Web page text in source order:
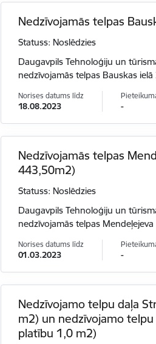
Nedzīvojamās telpas
Statuss: Noslēdzies
Daugavpils Tehnoloģiju un
nedzīvojamās telpas Bauskas
Norises datums līdz
18.08.2023 -
Nedzīvojamās telpas
443,50m2)
Statuss: Noslēdzies
Daugavpils Tehnoloģiju un
nedzīvojamās telpas
Norises datums līdz
01.03.2023 -
Nedzīvojamo telpu daļa
m2) un nedzīvojamo
platību 1,0 m2)